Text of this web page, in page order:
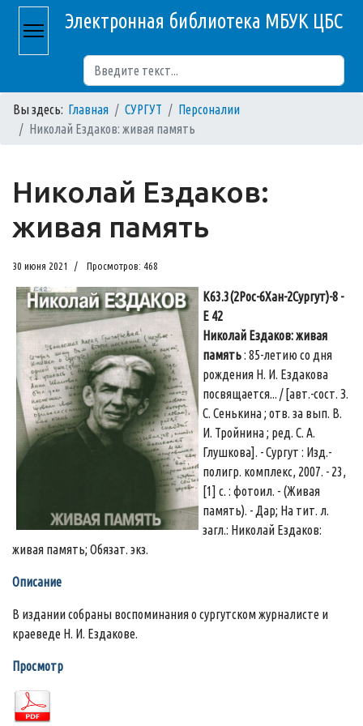
Электронная библиотека МБУК ЦБС
Вы здесь: Главная СУРГУТ
Персоналии
Николай Ездаков: живая память
Николай Ездаков:
живая память
30 июня 2021 Просмотров: 468
К63.3(2Рос-6Хан-2Сургут)-8 -
Е 42
Николай Ездаков: живая
память: 85-летию со дня
рождения Н. И. Ездакова
посвящается... / [авт.-сост. З.
С. Сенькина ; отв. за вып. В.
И. Тройнина ; ред. С. А.
Глушкова]. - Сургут : Изд.-
полигр. комплекс, 2007. - 23,
[1] с. : фотоил. - (Живая
память). - Дар; На тит. л.
загл.: Николай Ездаков:
живая память; Обязат. экз.
Описание
В издании собраны воспоминания о сургутском журналисте и
краеведе Н. И. Ездакове.
Просмотр